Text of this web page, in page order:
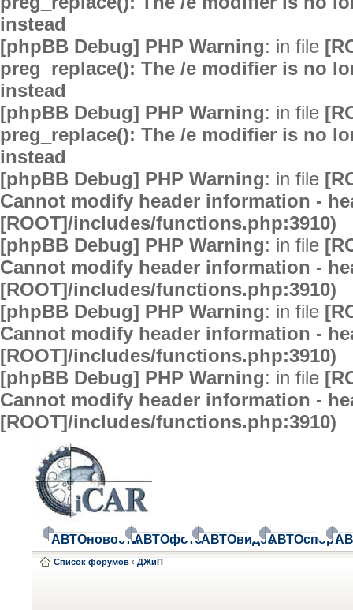
instead
[phpBB Debug] PHP Warning: in file
preg_replace(): The /e modifier is no
instead
[phpBB Debug] PHP Warning: in file
preg_replace(): The /e modifier is no
instead
[phpBB Debug] PHP Warning: in file
Cannot modify header information -
[ROOT]/includes/functions.php:3910)
[phpBB Debug] PHP Warning: in file
Cannot modify header information -
[ROOT]/includes/functions.php:3910)
[phpBB Debug] PHP Warning: in file
Cannot modify header information -
[ROOT]/includes/functions.php:3910)
[phpBB Debug] PHP Warning: in file
Cannot modify header information -
[ROOT]/includes/functions.php:3910)
АВТОновостиАВТОфотоАВТОвидеоАВТОспорт
Список форумов ‹ ДЖиП